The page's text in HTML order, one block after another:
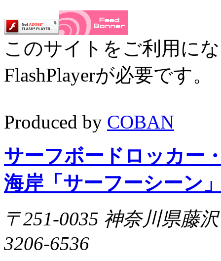
このサイトをご利用に
FlashPlayerが必要です
Produced by COBAN
サーフボードロッカー
海岸「サーフーシーン
〒251-0035 神奈川県藤
3206-6536